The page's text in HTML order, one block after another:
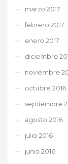
marzo 2017
febrero 2017
enero 2017
diciembre
noviembre
octubre 2016
septiembre
agosto 2016
julio 2016
junio 2016